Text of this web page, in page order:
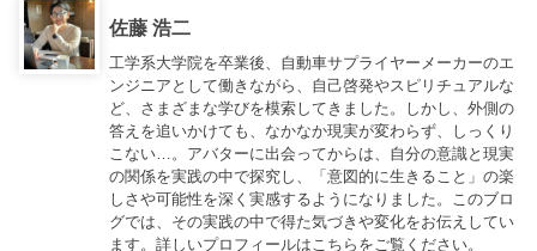
佐藤 浩二
工学系大学院を卒業後、自動車サプライヤーメーカーのエ
ンジニアとして働きながら、自己啓発やスピリチュアルな
ど、さまざまな学びを模索してきました。しかし、外側の
答えを追いかけても、なかなか現実が変わらず、しっくり
こない…。アバターに出会ってからは、自分の意識と現実
の関係を実践の中で探究し、「意図的に生きること」の楽
しさや可能性を深く実感するようになりました。このブロ
グでは、その実践の中で得た気づきや変化をお伝えしてい
ます。詳しいプロフィールは こちら をご覧ください。